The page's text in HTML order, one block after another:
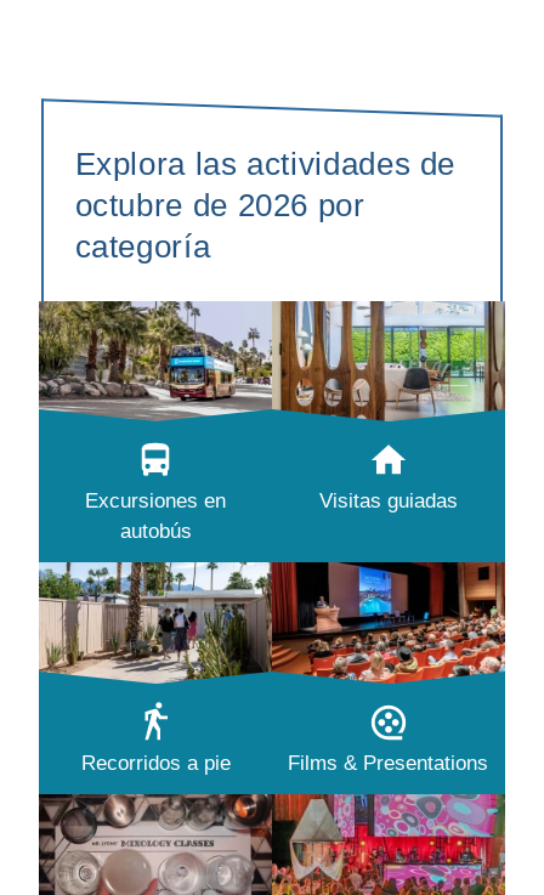
Explora las actividades de
octubre de 2026 por
categoría
Excursiones en
autobús
Visitas guiadas
Recorridos a pie Films & Presentations